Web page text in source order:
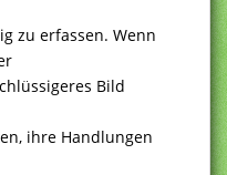
zu erfassen. Wenn
Bild
ihre Handlungen